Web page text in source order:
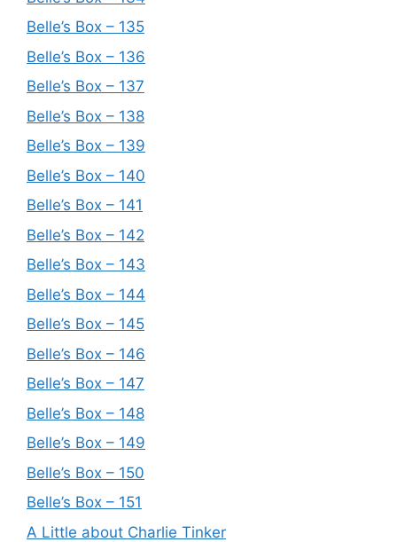
Belle’s Box – 135
Belle’s Box – 136
Belle’s Box – 137
Belle’s Box – 138
Belle’s Box – 139
Belle’s Box – 140
Belle’s Box – 141
Belle’s Box – 142
Belle’s Box – 143
Belle’s Box – 144
Belle’s Box – 145
Belle’s Box – 146
Belle’s Box – 147
Belle’s Box – 148
Belle’s Box – 149
Belle’s Box – 150
Belle’s Box – 151
A Little about Charlie Tinker